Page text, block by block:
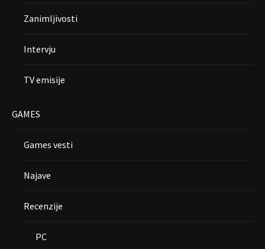
Zanimljivosti
Intervju
TV emisije
GAMES
Games vesti
Najave
Recenzije
PC